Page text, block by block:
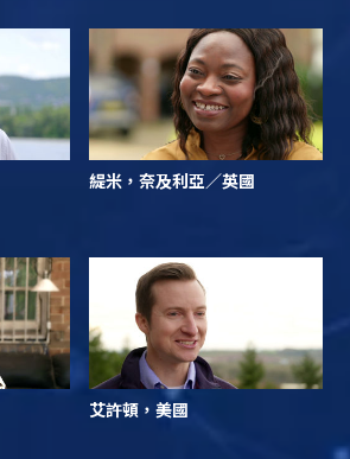
緹米，奈及利亞／英國
艾許頓，美國